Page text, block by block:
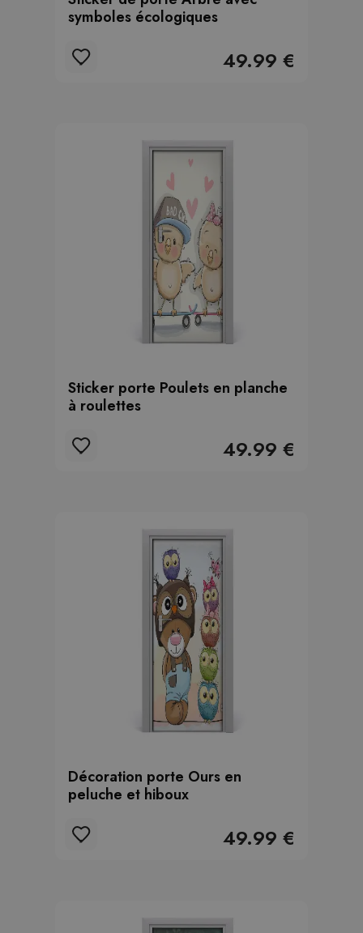
symboles écologiques
49.99 €
Sticker porte Poulets en planche
à roulettes
49.99 €
Décoration porte Ours en
peluche et hiboux
49.99 €